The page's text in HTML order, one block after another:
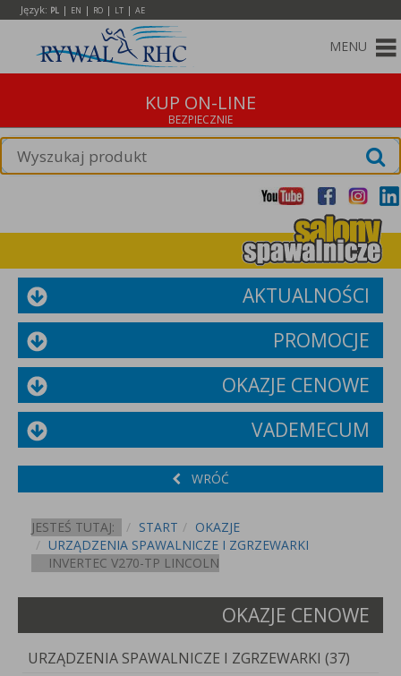
Język: PL | EN | RO | LT | AE
MENU
KUP ON-LINE
AKTUALNOŚCI
PROMOCJE
OKAZJE CENOWE
VADEMECUM
WRÓĆ
JESTEŚ TUTAJ: START
OKAZJE
URZĄDZENIA SPAWALNICZE I ZGRZEWARKI
INVERTEC V270-TP LINCOLN
OKAZJE CENOWE
URZĄDZENIA SPAWALNICZE I ZGRZEWARKI (37)